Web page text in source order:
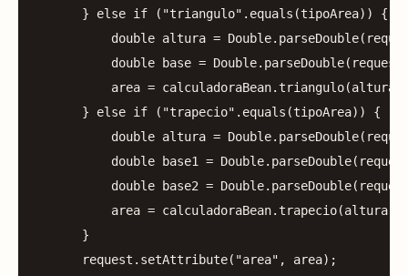
}
else if ( "triangulo" . equals (tipoArea))
{
double altura = Double. parseDouble(
double
base = Double. parseDouble( request
area = calculadoraBean. triangulo(altura
}
else if ( "trapecio" . equals (tipoArea))
{
double altura = Double. parseDouble(
double
base1 = Double. parseDouble(
double
base2 = Double. parseDouble(
area = calculadoraBean. trapecio(altura,
}
request . setAttribute( "area" , area);